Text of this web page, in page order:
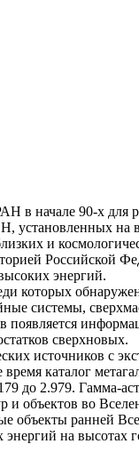
в начале 90-х для
установленных
и
Российской
энергий.
системы,
сверхновых.
источников с
время каталог
до 2.979. Гамма-
и объектов во
объекты ранней
на